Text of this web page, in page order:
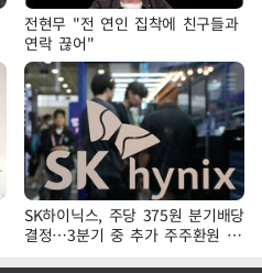
전현무 "전 연인 집착에 친구들과
연락 끊어"
SK하이닉스, 주당 375원 분기배당
결정…3분기 중 추가 주주환원 발
표